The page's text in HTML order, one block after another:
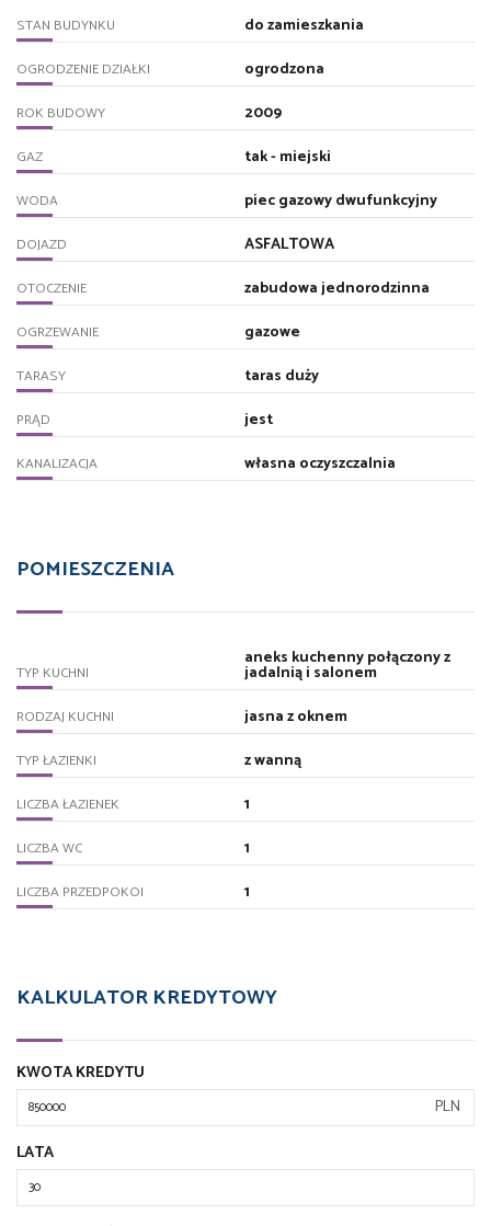
STAN BUDYNKU do zamieszkania
OGRODZENIE DZIAŁKI ogrodzona
ROK BUDOWY 2009
GAZ tak - miejski
WODA piec gazowy dwufunkcyjny
DOJAZD ASFALTOWA
OTOCZENIE zabudowa jednorodzinna
OGRZEWANIE gazowe
TARASY taras duży
PRĄD jest
KANALIZACJA własna oczyszczalnia
POMIESZCZENIA
TYP KUCHNI
aneks kuchenny połączony z
jadalnią i salonem
RODZAJ KUCHNI jasna z oknem
TYP ŁAZIENKI z wanną
LICZBA ŁAZIENEK 1
LICZBA WC 1
LICZBA PRZEDPOKOI 1
KALKULATOR KREDYTOWY
KWOTA KREDYTU
PLN
LATA